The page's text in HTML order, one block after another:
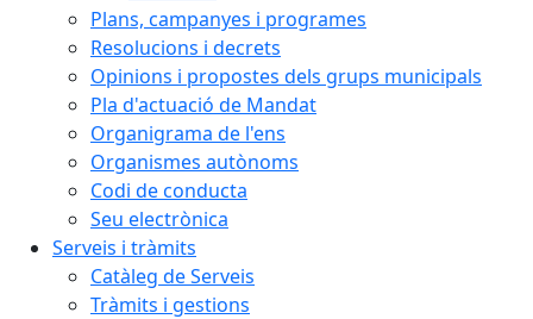
Plans, campanyes i programes
Resolucions i decrets
Opinions i propostes dels grups municipals
Pla d'actuació de Mandat
Organigrama de l'ens
Organismes autònoms
Codi de conducta
Seu electrònica
Serveis i tràmits
Catàleg de Serveis
Tràmits i gestions